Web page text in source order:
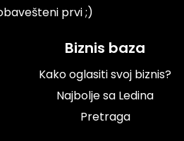
prvi ;)
Biznis baza
Kako oglasiti svoj biznis?
Najbolje sa Ledina
Pretraga